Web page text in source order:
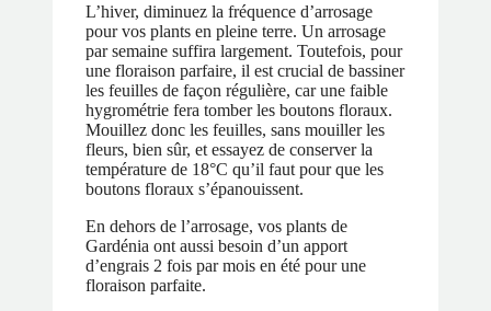
L’hiver, diminuez la fréquence d’arrosage
pour vos plants en pleine terre. Un arrosage
par semaine suffira largement. Toutefois, pour
une floraison parfaire, il est crucial de bassiner
les feuilles de façon régulière, car une faible
hygrométrie fera tomber les boutons floraux.
Mouillez donc les feuilles, sans mouiller les
fleurs, bien sûr, et essayez de conserver la
température de 18°C qu’il faut pour que les
boutons floraux s’épanouissent.
En dehors de l’arrosage, vos plants de
Gardénia ont aussi besoin d’un apport
d’engrais 2 fois par mois en été pour une
floraison parfaite.